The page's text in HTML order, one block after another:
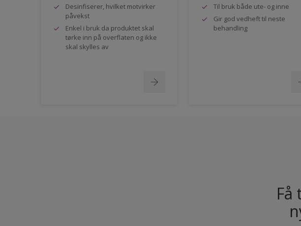
Desinfiserer, hvilket motvirker
påvekst
Enkel i bruk da produktet skal
tørke inn på overflaten og ikke
skal skylles av
Til bruk både ute- og inne
Gir god vedheft til neste
behandling
Få